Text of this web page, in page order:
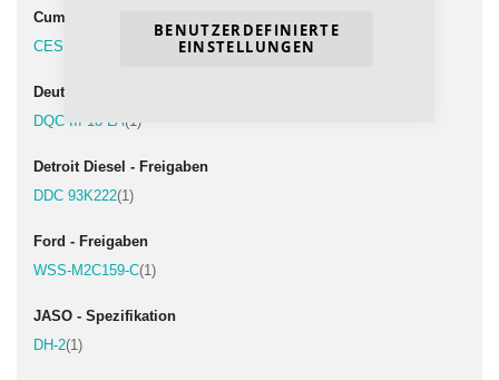
BENUTZERDEFINIERTE
EINSTELLUNGEN
Cummins - Freigaben
CES 20086
Deutz - Freigaben
DQC III-18 LA 1Artikel
Detroit Diesel - Freigaben
DDC 93K222 1Artikel
Ford - Freigaben
WSS-M2C159-C 1Artikel
JASO - Spezifikation
DH-2 1Artikel